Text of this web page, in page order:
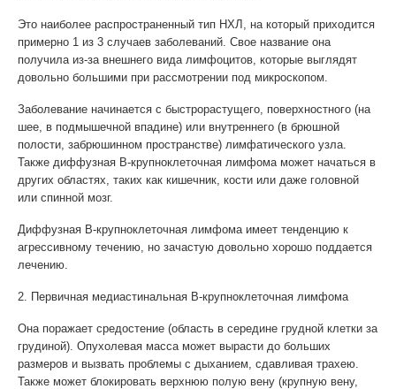
Это наиболее распространенный тип НХЛ, на который приходится
примерно 1 из 3 случаев заболеваний. Свое название она
получила из-за внешнего вида лимфоцитов, которые выглядят
довольно большими при рассмотрении под микроскопом.
Заболевание начинается с быстрорастущего, поверхностного (на
шее, в подмышечной впадине) или внутреннего (в брюшной
полости, забрюшинном пространстве) лимфатического узла.
Также диффузная В-крупноклеточная лимфома может начаться в
других областях, таких как кишечник, кости или даже головной
или спинной мозг.
Диффузная В-крупноклеточная лимфома имеет тенденцию к
агрессивному течению, но зачастую довольно хорошо поддается
лечению.
2. Первичная медиастинальная В-крупноклеточная лимфома
Она поражает средостение (область в середине грудной клетки за
грудиной). Опухолевая масса может вырасти до больших
размеров и вызвать проблемы с дыханием, сдавливая трахею.
Также может блокировать верхнюю полую вену (крупную вену,